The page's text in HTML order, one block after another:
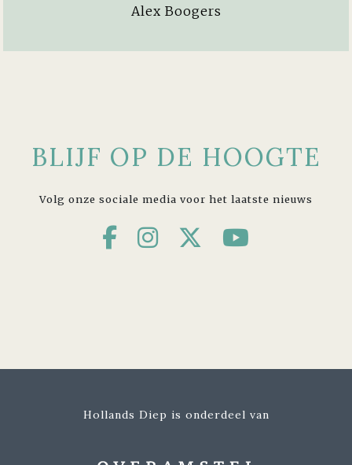
Alex Boogers
BLIJF OP DE HOOGTE
Volg onze sociale media voor het laatste nieuws
Hollands Diep is onderdeel van